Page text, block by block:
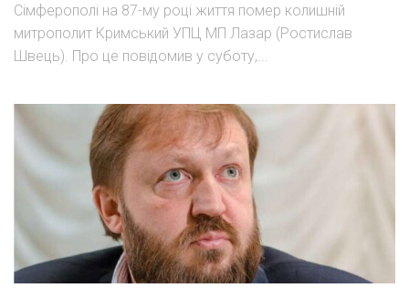
Сімферополі на 87-му році життя помер колишній
митрополит Кримський УПЦ МП Лазар (Ростислав
Швець). Про це повідомив у суботу,...